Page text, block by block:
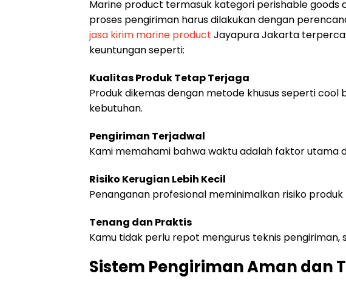
Marine product termasuk kategori perishable goods
proses pengiriman harus dilakukan dengan
jasa kirim marine product Jayapura Jakarta
keuntungan seperti:
Kualitas Produk Tetap Terjaga
Produk dikemas dengan metode khusus seperti cool
kebutuhan.
Pengiriman Terjadwal
Kami memahami bahwa waktu adalah faktor utama
Risiko Kerugian Lebih Kecil
Penanganan profesional meminimalkan risiko
Tenang dan Praktis
Kamu tidak perlu repot mengurus teknis pengiriman,
Sistem Pengiriman Aman dan